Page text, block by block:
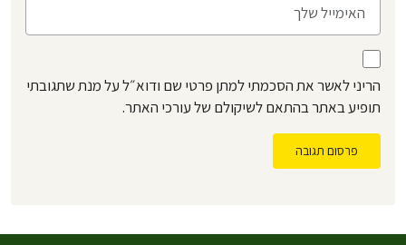
הריני לאשר את הסכמתי למתן פרטי שם ודוא״ל על מנת שתגובתי
תופיע באתר בהתאם לשיקולם של עורכי האתר.
פרסום תגובה